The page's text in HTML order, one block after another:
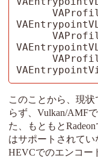
このことから、現
らず、Vulkan/AMF
た、もともと
はサポートされて
HEVCでのエンコー